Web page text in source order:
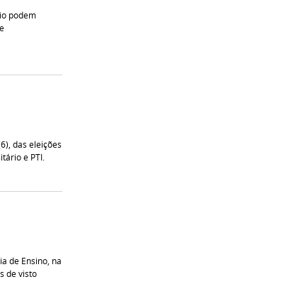
podem
das eleições
e PTI.
de Ensino, na
de visto